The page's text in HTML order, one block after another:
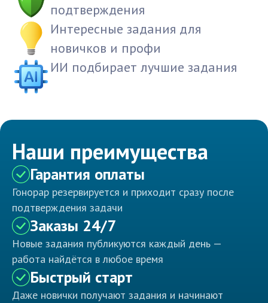
подтверждения
Интересные задания для
новичков и профи
ИИ подбирает лучшие задания
Наши преимущества
Гарантия оплаты
Гонорар резервируется и приходит сразу после
подтверждения задачи
Заказы 24/7
Новые задания публикуются каждый день —
работа найдётся в любое время
Быстрый старт
Даже новички получают задания и начинают